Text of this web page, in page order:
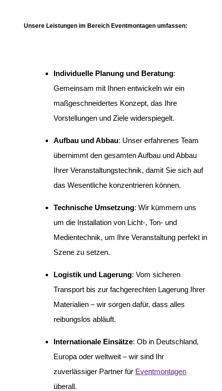
Unsere Leistungen im Bereich Eventmontagen umfassen:
Individuelle Planung und Beratung:
Gemeinsam mit Ihnen entwickeln wir ein
maßgeschneidertes Konzept, das Ihre
Vorstellungen und Ziele widerspiegelt.
Aufbau und Abbau: Unser erfahrenes Team
übernimmt den gesamten Aufbau und Abbau
Ihrer Veranstaltungstechnik, damit Sie sich auf
das Wesentliche konzentrieren können.
Technische Umsetzung: Wir kümmern uns
um die Installation von Licht-, Ton- und
Medientechnik, um Ihre Veranstaltung perfekt in
Szene zu setzen.
Logistik und Lagerung: Vom sicheren
Transport bis zur fachgerechten Lagerung Ihrer
Materialien – wir sorgen dafür, dass alles
reibungslos abläuft.
Internationale Einsätze: Ob in Deutschland,
Europa oder weltweit – wir sind Ihr
zuverlässiger Partner für Eventmontagen
überall.